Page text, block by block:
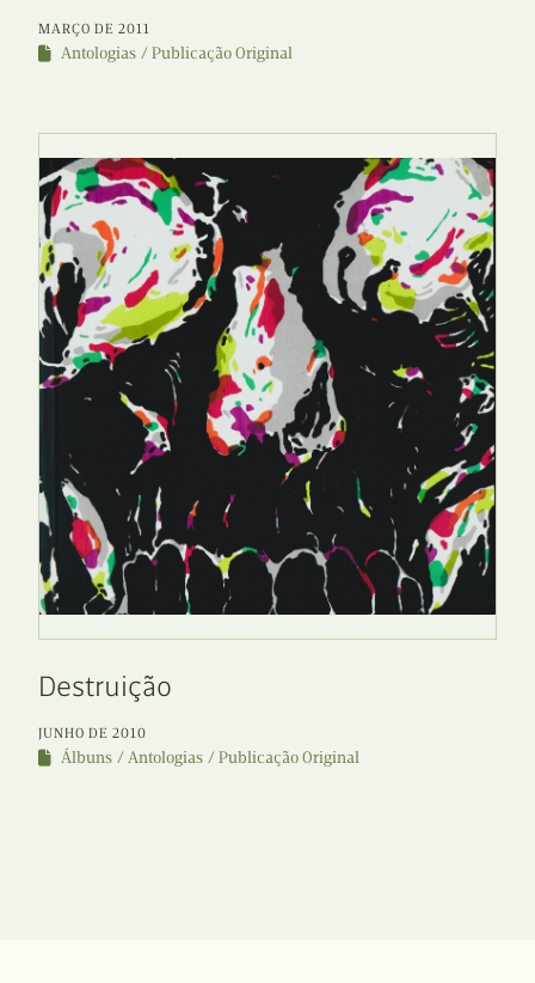
MARÇO DE 2011
Antologias Publicação Original
Destruição
JUNHO DE 2010
Álbuns Antologias Publicação Original